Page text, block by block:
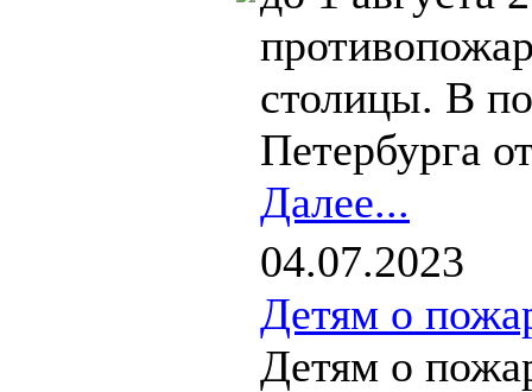
столицы. В
Петербурга
Далее...
04.07.2023
Детям о
Детям о